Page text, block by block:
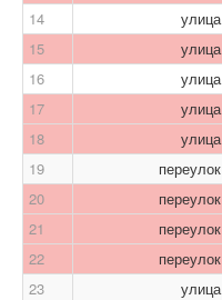
14
улица
15
улица
16
улица
17
улица
18
улица
19
переулок
20
переулок
21
переулок
22
переулок
23
улица